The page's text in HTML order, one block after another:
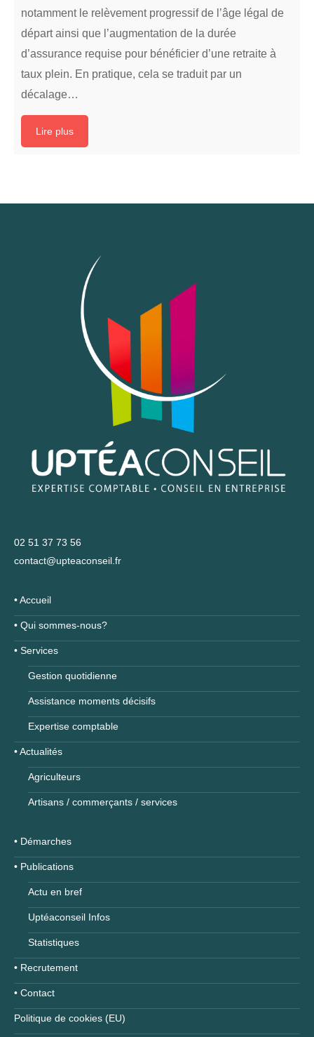
notamment le relèvement progressif de l’âge légal de
départ ainsi que l’augmentation de la durée
d’assurance requise pour bénéficier d’une retraite à
taux plein. En pratique, cela se traduit par un
décalage…
Lire plus
02 51 37 73 56
contact@upteaconseil.fr
• Accueil
• Qui sommes-nous?
• Services
Gestion quotidienne
Assistance moments décisifs
Expertise comptable
• Actualités
Agriculteurs
Artisans / commerçants / services
• Démarches
• Publications
Actu en bref
Uptéaconseil Infos
Statistiques
• Recrutement
• Contact
Politique de cookies (EU)